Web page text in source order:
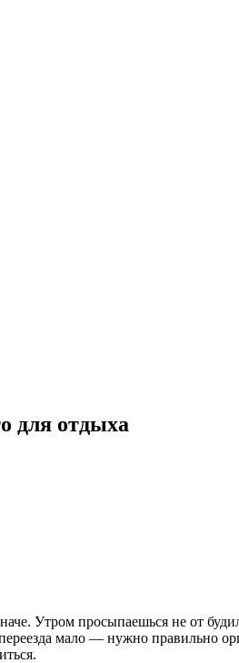
для отдыха
Утром просыпаешься не от
мало — нужно правильно